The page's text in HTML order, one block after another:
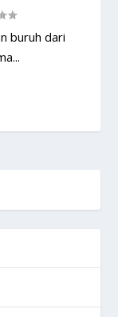
buruh dari